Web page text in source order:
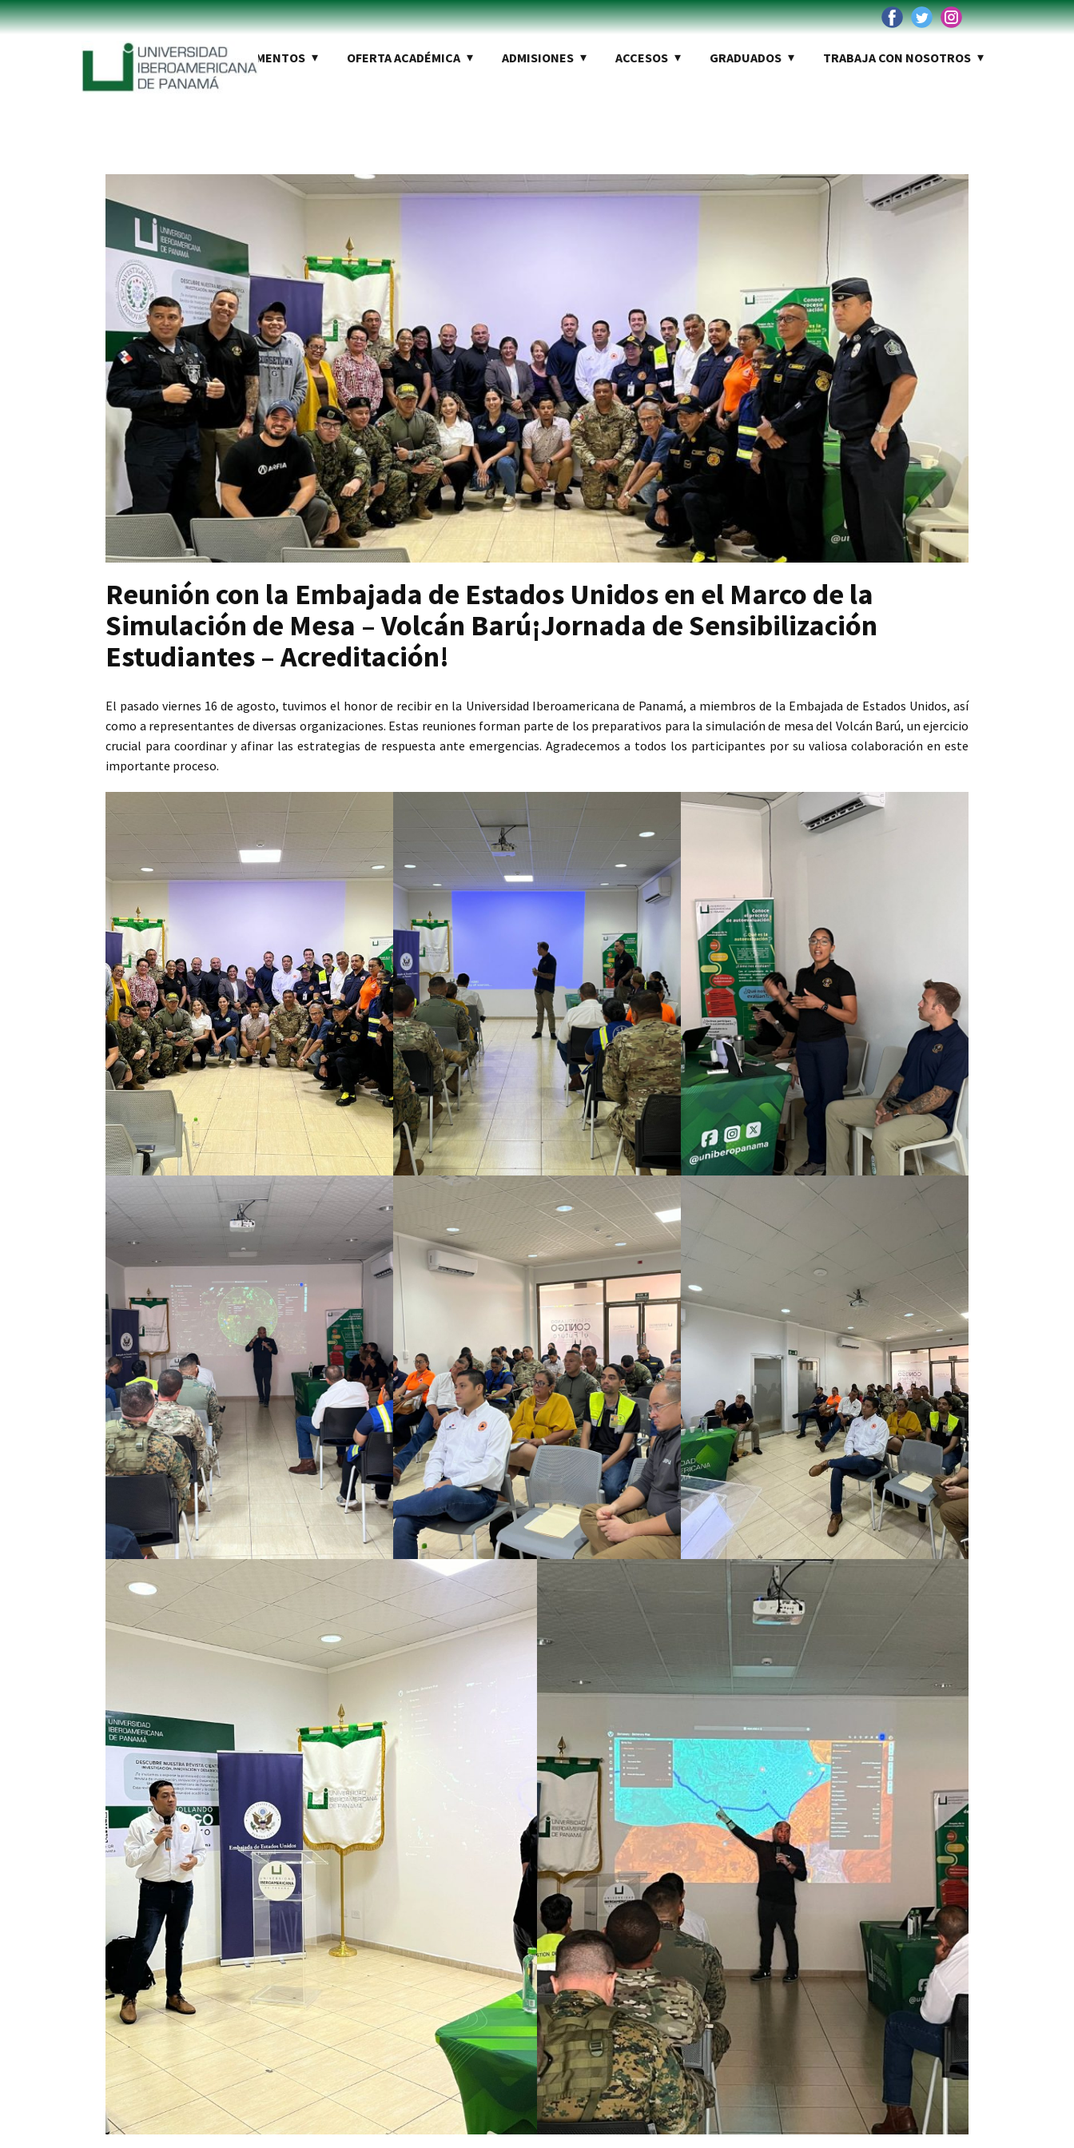
INSTITUCIÓN REGLAMENTOS OFERTA ACADÉMICA ADMISIONES ACCESOS GRADUADOS TRABAJA CON NOSOTROS
Reunión con la Embajada de Estados Unidos en el Marco de la
Simulación de Mesa – Volcán Barú¡Jornada de Sensibilización
Estudiantes – Acreditación!
El pasado viernes 16 de agosto, tuvimos el honor de recibir en la Universidad Iberoamericana de Panamá, a miembros de la Embajada de Estados Unidos, así
como a representantes de diversas organizaciones. Estas reuniones forman parte de los preparativos para la simulación de mesa del Volcán Barú, un ejercicio
crucial para coordinar y afinar las estrategias de respuesta ante emergencias. Agradecemos a todos los participantes por su valiosa colaboración en este
importante proceso.